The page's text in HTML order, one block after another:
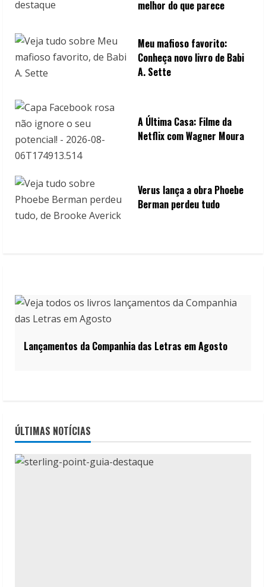
melhor do que parece
Meu mafioso favorito:
Conheça novo livro de Babi
A. Sette
A Última Casa: Filme da
Netflix com Wagner Moura
Verus lança a obra Phoebe
Berman perdeu tudo
Lançamentos da Companhia das Letras em Agosto
ÚLTIMAS NOTÍCIAS